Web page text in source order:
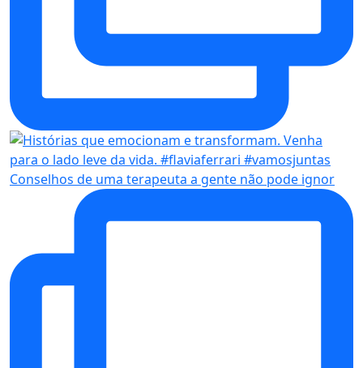
Conselhos de uma terapeuta a gente não pode ignor